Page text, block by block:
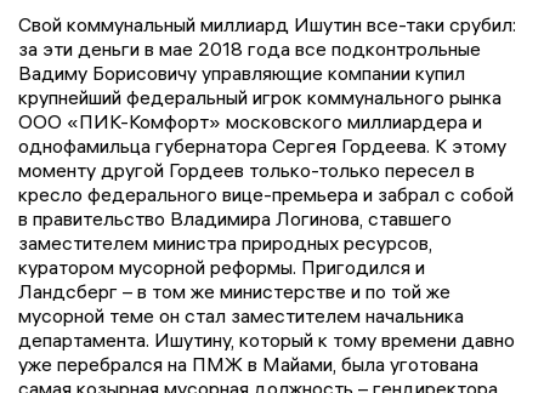
Свой коммунальный миллиард Ишутин все-таки срубил:
за эти деньги в мае 2018 года все подконтрольные
Вадиму Борисовичу управляющие компании купил
крупнейший федеральный игрок коммунального рынка
ООО «ПИК-Комфорт» московского миллиардера и
однофамильца губернатора Сергея Гордеева. К этому
моменту другой Гордеев только-только пересел в
кресло федерального вице-премьера и забрал с собой
в правительство Владимира Логинова, ставшего
заместителем министра природных ресурсов,
куратором мусорной реформы. Пригодился и
Ландсберг – в том же министерстве и по той же
мусорной теме он стал заместителем начальника
департамента. Ишутину, который к тому времени давно
уже перебрался на ПМЖ в Майами, была уготована
самая козырная мусорная должность – гендиректора